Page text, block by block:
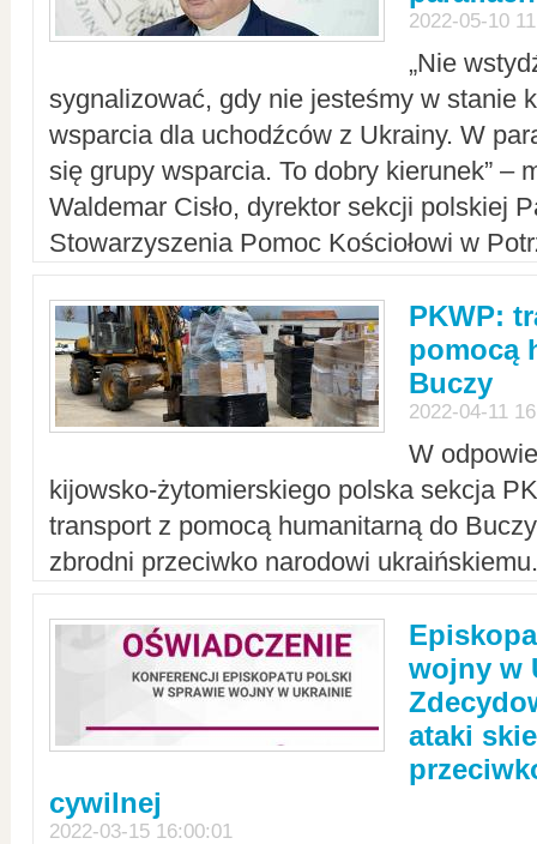
2022-05-10
„Nie
sygnalizować, gdy nie jesteśmy w stanie
wsparcia dla uchodźców z Ukrainy. W
się grupy wsparcia. To dobry kierunek” –
Waldemar Cisło, dyrektor sekcji polskiej
Stowarzyszenia Pomoc Kościołowi w
PKWP:
pomocą
Buczy
2022-04-11
W
kijowsko-żytomierskiego polska sekcja
transport z pomocą humanitarną do
zbrodni przeciwko narodowi
wojny w
ataki
cywilnej
2022-03-15 16:00:01